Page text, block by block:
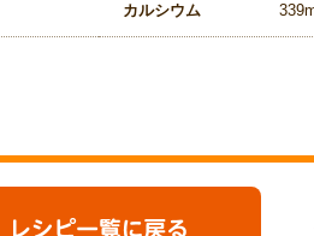
カルシウム